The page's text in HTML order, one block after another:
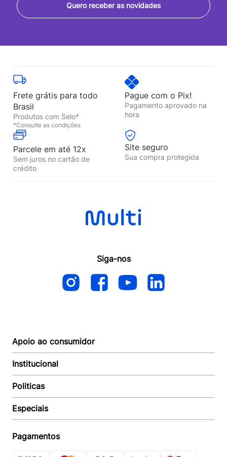
Quero receber as novidades
Frete grátis para todo
Brasil
Produtos com Selo*
*Consulte as condições
Pague com o Pix!
Pagamento aprovado na
hora
Parcele em até 12x
Sem juros no cartão de
crédito
Site seguro
Sua compra protegida
Siga-nos
Apoio ao consumidor
Autoatendimento
Suporte e reparo
Acompanhar Entrega
Baixe o APP
Institucional
Quem somos
Revendedor
Seja um Revendedor
Trabalhe conosco
Politicas
Política de Entrega
Política de Pagamento
Política de Privacidade
Especiais
Multicoin
Pagamentos